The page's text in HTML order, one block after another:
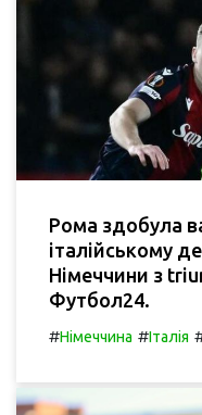
Рома здобула
італійському
Німеччини з
Футбол24.
#Німеччина #Італія